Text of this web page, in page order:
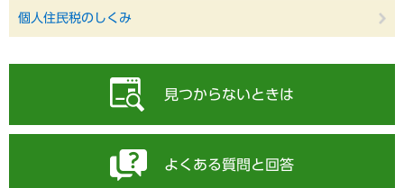
個人住民税のしくみ
見つからないときは
よくある質問と回答